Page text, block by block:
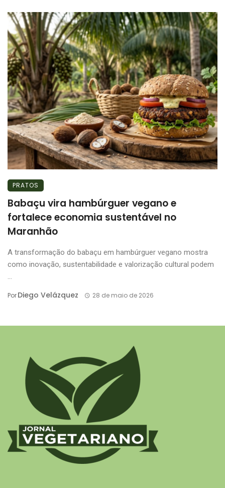
PRATOS
Babaçu vira hambúrguer vegano e
fortalece economia sustentável no
Maranhão
A transformação do babaçu em hambúrguer vegano mostra
como inovação, sustentabilidade e valorização cultural podem
...
PorDiego Velázquez 28 de maio de 2026